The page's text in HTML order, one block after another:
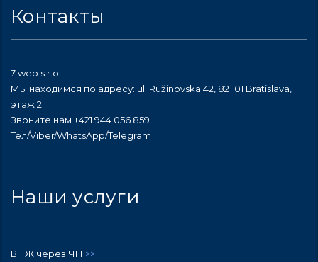
Контакты
7 web s.r.o.
Мы находимся по адресу: ul. Ružinovska 42, 821 01 Bratislava,
этаж 2.
Звоните нам +421 944 056 859
Тел/Viber/WhatsApp/Telegram
Наши услуги
ВНЖ через ЧП >>